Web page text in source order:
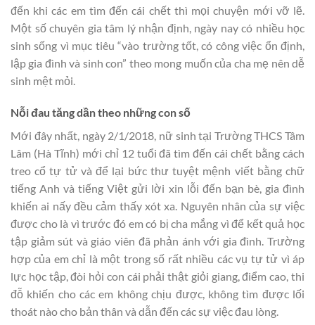
đến khi các em tìm đến cái chết thì mọi chuyện mới vỡ lẽ.
Một số chuyên gia tâm lý nhận định, ngày nay có nhiều học
sinh sống vì mục tiêu “vào trường tốt, có công việc ổn định,
lập gia đình và sinh con” theo mong muốn của cha mẹ nên dễ
sinh mệt mỏi.
Nỗi đau tăng dần theo những con số
Mới đây nhất, ngày 2/1/2018, nữ sinh tại Trường THCS Tâm
Lâm (Hà Tĩnh) mới chỉ 12 tuổi đã tìm đến cái chết bằng cách
treo cổ tự tử và để lại bức thư tuyệt mệnh viết bằng chữ
tiếng Anh và tiếng Việt gửi lời xin lỗi đến bạn bè, gia đình
khiến ai nấy đều cảm thấy xót xa. Nguyên nhân của sự việc
được cho là vì trước đó em có bị cha mắng vì để kết quả học
tập giảm sút và giáo viên đã phản ánh với gia đình. Trường
hợp của em chỉ là một trong số rất nhiều các vụ tự tử vì áp
lực học tập, đòi hỏi con cái phải thật giỏi giang, điểm cao, thi
đỗ khiến cho các em không chịu được, không tìm được lối
thoát nào cho bản thân và dẫn đến các sự việc đau lòng.